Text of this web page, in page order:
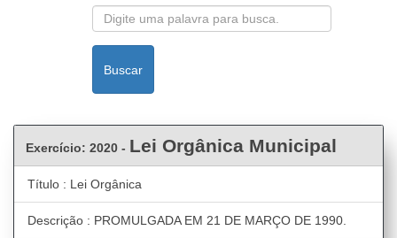
Buscar
Exercício: 2020 - Lei Orgânica Municipal
Título : Lei Orgânica
Descrição : PROMULGADA EM 21 DE MARÇO DE 1990.